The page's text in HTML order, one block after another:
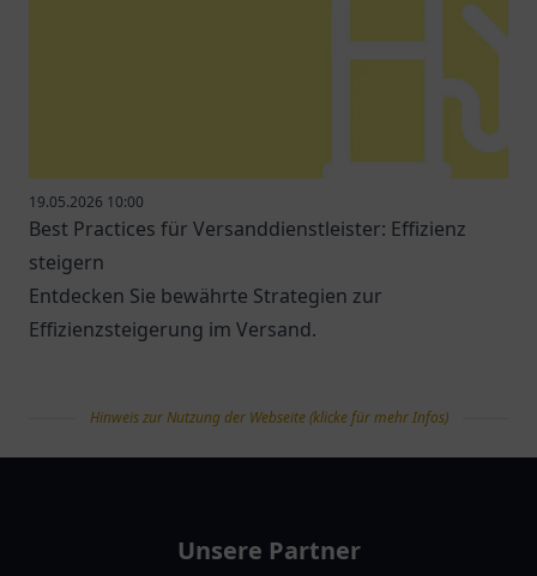
19.05.2026 10:00
Best Practices für Versanddienstleister: Effizienz
steigern
Entdecken Sie bewährte Strategien zur
Effizienzsteigerung im Versand.
Hinweis zur Nutzung der Webseite (klicke für mehr Infos)
Unsere Partner